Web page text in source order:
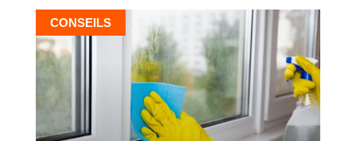
CONSEILS